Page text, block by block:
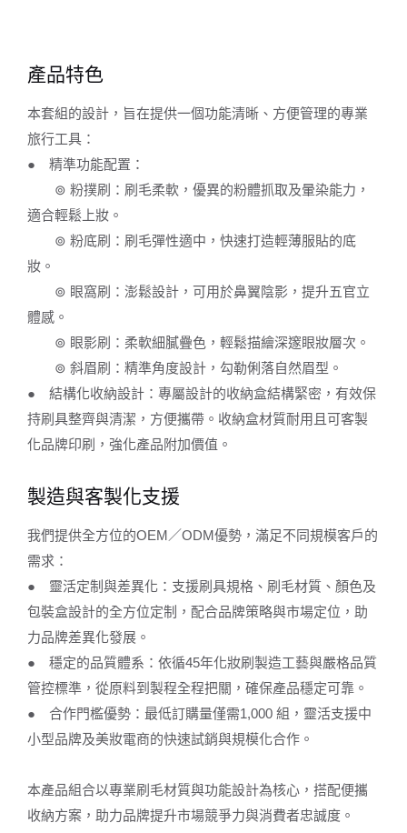
產品特色
本套組的設計，旨在提供一個功能清晰、方便管理的專業
旅行工具：
● 精準功能配置：
⊚ 粉撲刷：刷毛柔軟，優異的粉體抓取及暈染能力，
適合輕鬆上妝。
⊚ 粉底刷：刷毛彈性適中，快速打造輕薄服貼的底
妝。
⊚ 眼窩刷：澎鬆設計，可用於鼻翼陰影，提升五官立
體感。
⊚ 眼影刷：柔軟細膩疊色，輕鬆描繪深邃眼妝層次。
⊚ 斜眉刷：精準角度設計，勾勒俐落自然眉型。
● 結構化收納設計：專屬設計的收納盒結構緊密，有效保
持刷具整齊與清潔，方便攜帶。收納盒材質耐用且可客製
化品牌印刷，強化產品附加價值。
製造與客製化支援
我們提供全方位的OEM／ODM優勢，滿足不同規模客戶的
需求：
● 靈活定制與差異化：支援刷具規格、刷毛材質、顏色及
包裝盒設計的全方位定制，配合品牌策略與市場定位，助
力品牌差異化發展。
● 穩定的品質體系：依循45年化妝刷製造工藝與嚴格品質
管控標準，從原料到製程全程把關，確保產品穩定可靠。
● 合作門檻優勢：最低訂購量僅需1,000 組，靈活支援中
小型品牌及美妝電商的快速試銷與規模化合作。
本產品組合以專業刷毛材質與功能設計為核心，搭配便攜
收納方案，助力品牌提升市場競爭力與消費者忠誠度。